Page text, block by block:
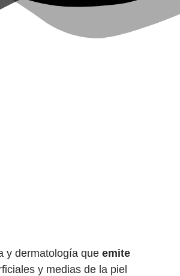
y dermatología que emite
y medias de la piel